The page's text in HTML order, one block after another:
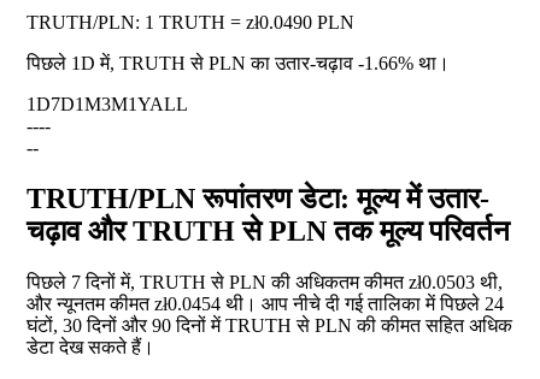
TRUTH/PLN: 1 TRUTH = zł0.0490 PLN
पिछले 1D में, TRUTH से PLN का उतार-चढ़ाव -1.66% था।
1D7D1M3M1YALL
----
--
TRUTH/PLN रूपांतरण डेटा: मूल्य में उतार-
चढ़ाव और TRUTH से PLN तक मूल्य परिवर्तन
पिछले 7 दिनों में, TRUTH से PLN की अधिकतम कीमत zł0.0503 थी,
और न्यूनतम कीमत zł0.0454 थी। आप नीचे दी गई तालिका में पिछले 24
घंटों, 30 दिनों और 90 दिनों में TRUTH से PLN की कीमत सहित अधिक
डेटा देख सकते हैं।